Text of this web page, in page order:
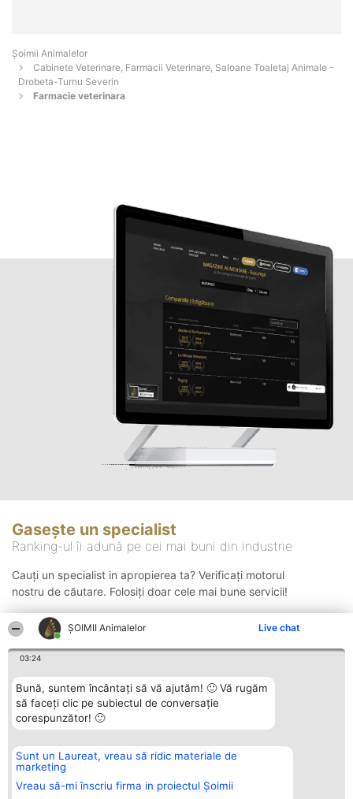
ŞOIMII Animalelor Live chat
03:24
Bună, suntem încântați să vă ajutăm! 🙂 Vă rugăm
să faceți clic pe subiectul de conversație
corespunzător! 🙂
Sunt un Laureat, vreau să ridic materiale de
marketing
Vreau să-mi înscriu firma in proiectul Șoimii
Şoimii Animalelor
Cabinete Veterinare, Farmacii Veterinare, Saloane Toaletaj Animale -
Drobeta-Turnu Severin
Farmacie veterinara
Gasește un specialist
Ranking-ul îi adună pe cei mai buni din industrie
Cauți un specialist in apropierea ta? Verificați motorul
nostru de căutare. Folosiți doar cele mai bune servicii!
Organizator Ranking
BRIGHT SOLUTIONS BR SRL
Aleea Timisul De Sus 2 Bl. A30
Sc. A Et. 4 Ap. 13 Cod 061952
Plebiscyt
Lista Tuturor
Laureaților
Contact